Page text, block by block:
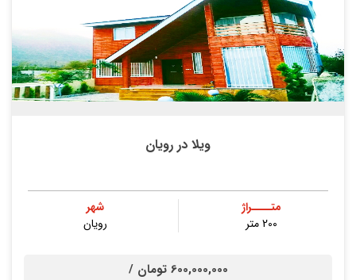
ویلا در رویان
متــــراژ
200 متر
شهر
رویان
600,000,000 تومان /